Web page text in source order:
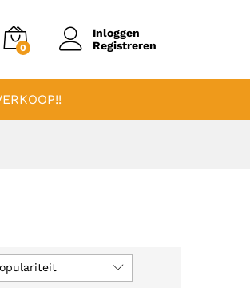
0
Inloggen
Registreren